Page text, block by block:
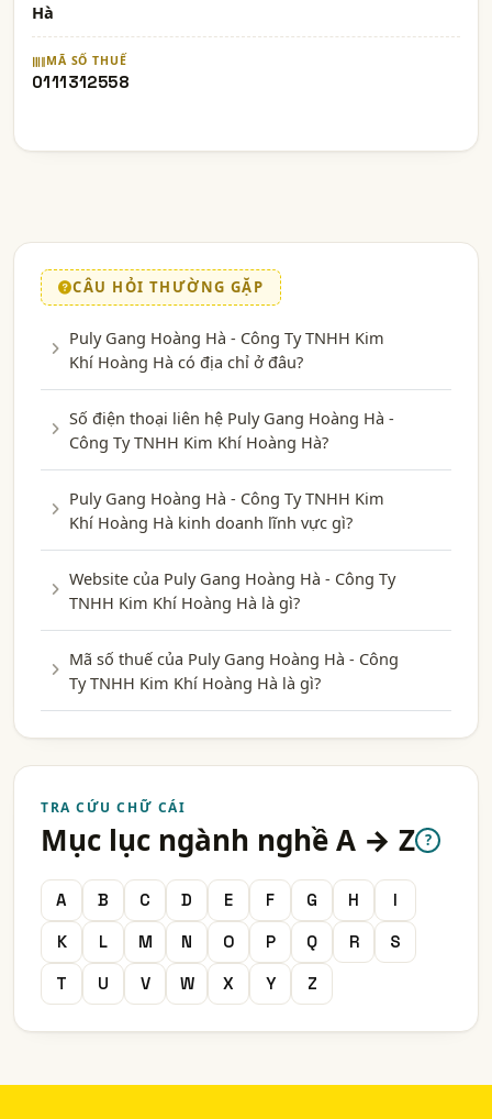
Hà
MÃ SỐ THUẾ
0111312558
CÂU HỎI THƯỜNG GẶP
Puly Gang Hoàng Hà - Công Ty TNHH Kim
Khí Hoàng Hà có địa chỉ ở đâu?
Số điện thoại liên hệ Puly Gang Hoàng Hà -
Công Ty TNHH Kim Khí Hoàng Hà?
Puly Gang Hoàng Hà - Công Ty TNHH Kim
Khí Hoàng Hà kinh doanh lĩnh vực gì?
Website của Puly Gang Hoàng Hà - Công Ty
TNHH Kim Khí Hoàng Hà là gì?
Mã số thuế của Puly Gang Hoàng Hà - Công
Ty TNHH Kim Khí Hoàng Hà là gì?
TRA CỨU CHỮ CÁI
Mục lục ngành nghề A → Z ?
A B C D E F G H
I
K
L M N O P Q R
S
T
U V W X Y Z